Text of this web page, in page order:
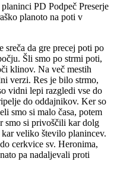
PD Podpeč Preserje
planoto na poti v
sreča da gre precej poti po
Šli smo po strmi poti,
klinov. Na več mestih
verzi. Res je bilo strmo,
vidni lepi razgledi vse do
do oddajnikov. Ker so
smo si malo časa, potem
smo si privoščili kar dolg
veliko število planincev.
cerkvice sv. Heronima,
pa nadaljevali proti